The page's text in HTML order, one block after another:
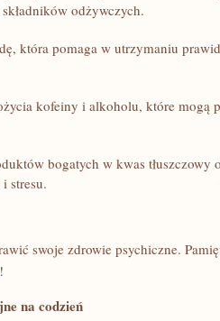
odżywczych.
która pomaga w utrzymaniu
kofeiny i alkoholu, które mogą
bogatych w kwas ⁤tłuszczowy
stresu.
swoje zdrowie psychiczne.
na codzień